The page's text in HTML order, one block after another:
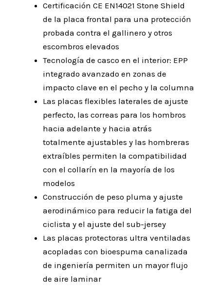
Certificación CE EN14021 Stone Shield
de la placa frontal para una protección
probada contra el gallinero y otros
escombros elevados
Tecnología de casco en el interior: EPP
integrado avanzado en zonas de
impacto clave en el pecho y la columna
Las placas flexibles laterales de ajuste
perfecto, las correas para los hombros
hacia adelante y hacia atrás
totalmente ajustables y las hombreras
extraíbles permiten la compatibilidad
con el collarín en la mayoría de los
modelos
Construcción de peso pluma y ajuste
aerodinámico para reducir la fatiga del
ciclista y el ajuste del sub-jersey
Las placas protectoras ultra ventiladas
acopladas con bioespuma canalizada
de ingeniería permiten un mayor flujo
de aire laminar